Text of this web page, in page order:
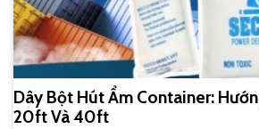
Dây Bột Hút Ẩm Container:
20ft Và 40ft